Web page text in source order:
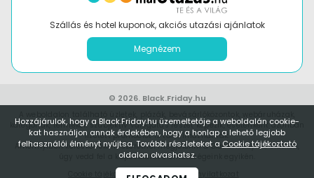
Hozzájárulok, hogy a Black.Friday.hu üzemeltetője a weboldalán cookie-
kat használjon annak érdekében, hogy a honlap a lehető legjobb
felhasználói élményt nyújtsa. További részleteket a Cookie tájékoztató
oldalon olvashatsz.
Szállás és hotel kuponok, akciós utazási ajánlatok
Megnézem
© 2026. Black.Friday.hu
kategóriák, termékek szubjektív válogatás részét képezik, esetenként azonban
fizetett promóciót is tartalmazhatnak.
Amennyiben kereskedőként szeretnél megjelenni a Black.Friday.hu oldalon,
úgy vedd fel a kapcsolatotelérhetőségeink
Cookie tájékoztató
Adatvédelmi nyilatkozat